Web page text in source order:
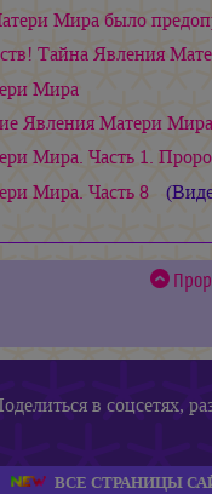
Мира было
Тайна Явления
Мира
Явления Матери Мира
Мира. Часть 1.
Мира. Часть 8
в соцсетях,
ВСЕ СТРАНИЦЫ